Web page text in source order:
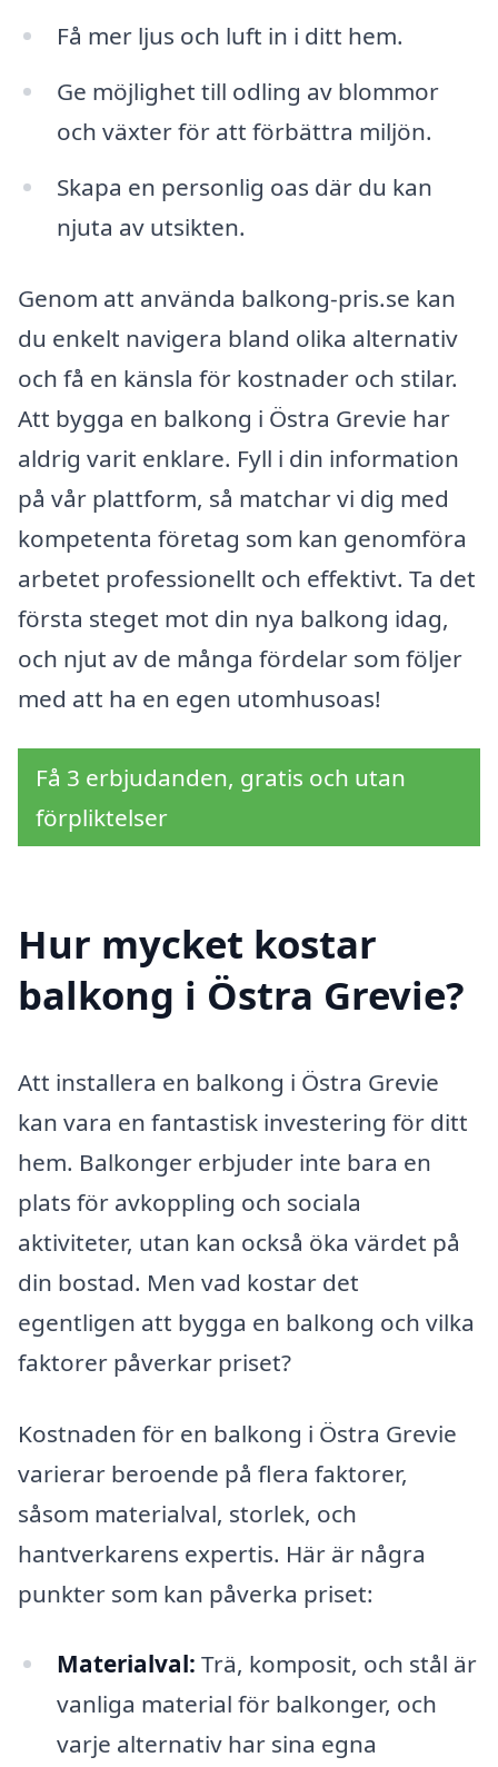
Få mer ljus och luft in i ditt hem.
Ge möjlighet till odling av blommor
och växter för att förbättra miljön.
Skapa en personlig oas där du kan
njuta av utsikten.
Genom att använda balkong-pris.se kan
du enkelt navigera bland olika alternativ
och få en känsla för kostnader och stilar.
Att bygga en balkong i Östra Grevie har
aldrig varit enklare. Fyll i din information
på vår plattform, så matchar vi dig med
kompetenta företag som kan genomföra
arbetet professionellt och effektivt. Ta det
första steget mot din nya balkong idag,
och njut av de många fördelar som följer
med att ha en egen utomhusoas!
Få 3 erbjudanden, gratis och utan
förpliktelser
Hur mycket kostar
balkong i Östra Grevie?
Att installera en balkong i Östra Grevie
kan vara en fantastisk investering för ditt
hem. Balkonger erbjuder inte bara en
plats för avkoppling och sociala
aktiviteter, utan kan också öka värdet på
din bostad. Men vad kostar det
egentligen att bygga en balkong och vilka
faktorer påverkar priset?
Kostnaden för en balkong i Östra Grevie
varierar beroende på flera faktorer,
såsom materialval, storlek, och
hantverkarens expertis. Här är några
punkter som kan påverka priset:
Materialval: Trä, komposit, och stål är
vanliga material för balkonger, och
varje alternativ har sina egna